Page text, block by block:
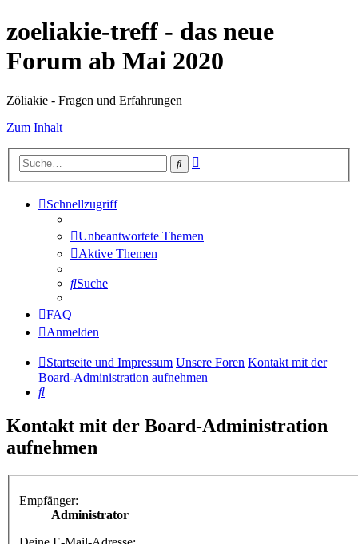
zoeliakie-treff - das neue
Forum ab Mai 2020
Zöliakie - Fragen und Erfahrungen
Zum Inhalt
Suche
Schnellzugriff
Unbeantwortete Themen
Aktive Themen
Suche
FAQ
Anmelden
Startseite und Impressum Unsere Foren Kontakt mit der
Board-Administration aufnehmen
Suche
Kontakt mit der Board-Administration
aufnehmen
Empfänger:
Administrator